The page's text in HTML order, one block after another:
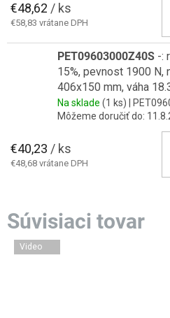
Video
€48,62 / ks
€58,83 vrátane DPH
PET09603000Z40S -:
15%, pevnost 1900 N,
406x150 mm, váha
Na sklade (1 ks) |
Môžeme doručiť do:
€40,23 / ks
€48,68 vrátane DPH